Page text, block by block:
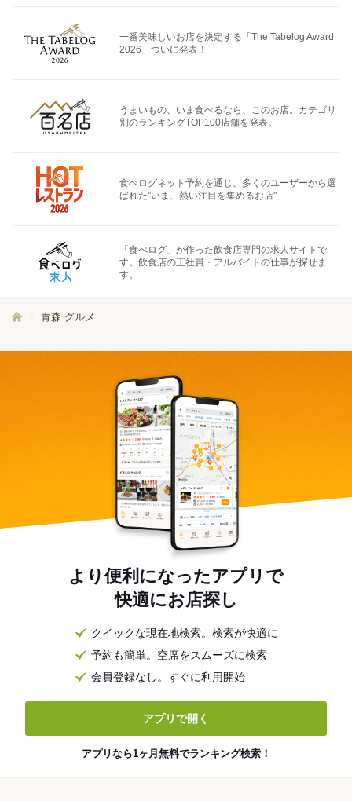
一番美味しいお店を決定する「The Tabelog Award
2026」ついに発表！
うまいもの、いま食べるなら、このお店。カテゴリ
別のランキングTOP100店舗を発表。
食べログネット予約を通じ、多くのユーザーから選
ばれた"いま、熱い注目を集めるお店"
「食べログ」が作った飲食店専門の求人サイトで
す。飲食店の正社員・アルバイトの仕事が探せま
す。
青森 グルメ
より便利になったアプリで
快適にお店探し
クイックな現在地検索。検索が快適に
予約も簡単。空席をスムーズに検索
会員登録なし。すぐに利用開始
アプリで開く
アプリなら1ヶ月無料でランキング検索！